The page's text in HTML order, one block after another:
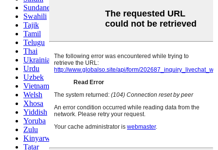
Sundanese
Swahili
Tajik
Tamil
Telugu
Thai
Ukrainian
Urdu
Uzbek
Vietnamese
Welsh
Xhosa
Yiddish
Yoruba
Zulu
Kinyarwanda
Tatar